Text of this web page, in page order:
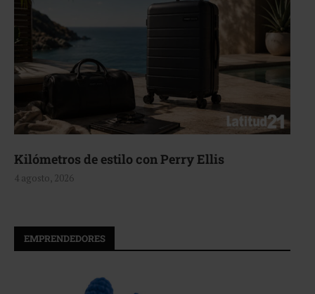
Kilómetros de estilo con Perry Ellis
4 agosto, 2026
EMPRENDEDORES